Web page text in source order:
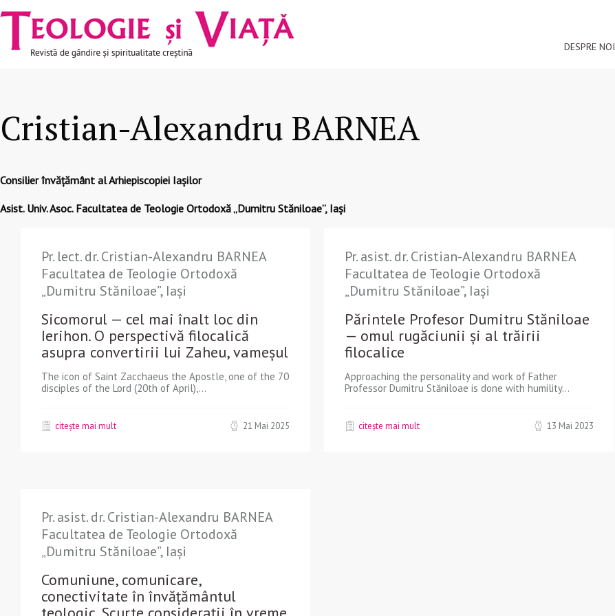
Mergi la conţinutul principal
Navigare
principală
DESPRE NOI
Cristian-Alexandru BARNEA
Consilier învățământ al Arhiepiscopiei Iașilor
Asist. Univ. Asoc. Facultatea de Teologie Ortodoxă „Dumitru Stăniloae”, Iași
Pr. lect. dr. Cristian-Alexandru BARNEA
Facultatea de Teologie Ortodoxă
„Dumitru Stăniloae”, Iași
Sicomorul — cel mai înalt loc din
Ierihon. O perspectivă filocalică
asupra convertirii lui Zaheu, vameșul
The icon of Saint Zacchaeus the Apostle, one of the 70
disciples of the Lord (20th of April),...
citește mai mult 21 Mai 2025
Pr. asist. dr. Cristian-Alexandru BARNEA
Facultatea de Teologie Ortodoxă
„Dumitru Stăniloae”, Iași
Părintele Profesor Dumitru Stăniloae
— omul rugăciunii și al trăirii
filocalice
Approaching the personality and work of Father
Professor Dumitru Stăniloae is done with humility...
citește mai mult 13 Mai 2023
Pr. asist. dr. Cristian-Alexandru BARNEA
Facultatea de Teologie Ortodoxă
„Dumitru Stăniloae”, Iași
Comuniune, comunicare,
conectivitate în învățământul